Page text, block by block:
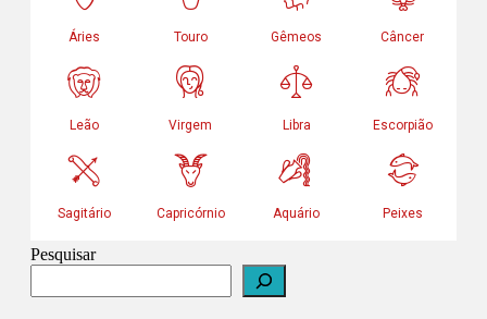
Pesquisar